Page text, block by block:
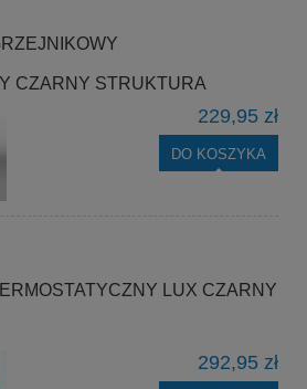
CZARNY STRUKTURA
229,95 zł
DO KOSZYKA
LUX CZARNY
292,95 zł